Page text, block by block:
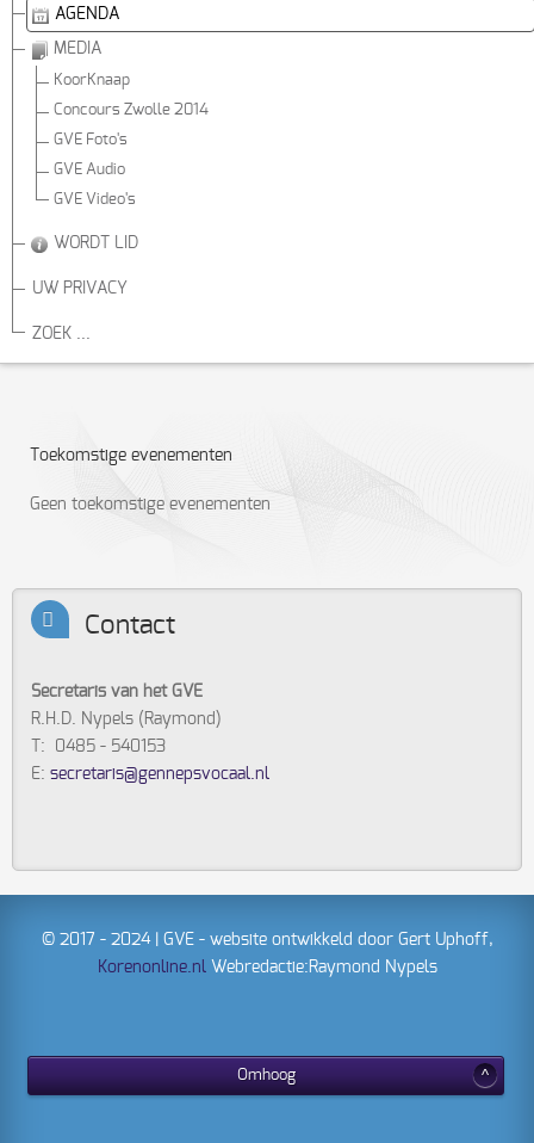
AGENDA
MEDIA
KoorKnaap
Concours Zwolle 2014
GVE Foto's
GVE Audio
GVE Video's
WORDT LID
UW PRIVACY
ZOEK ...
Toekomstige evenementen
Geen toekomstige evenementen
Contact
Secretaris van het GVE
R.H.D. Nypels (Raymond)
T: 0485 - 540153
E: secretaris@gennepsvocaal.nl
© 2017 - 2024 | GVE - website ontwikkeld door Gert Uphoff,
Korenonline.nlWebredactie:Raymond Nypels
Omhoog